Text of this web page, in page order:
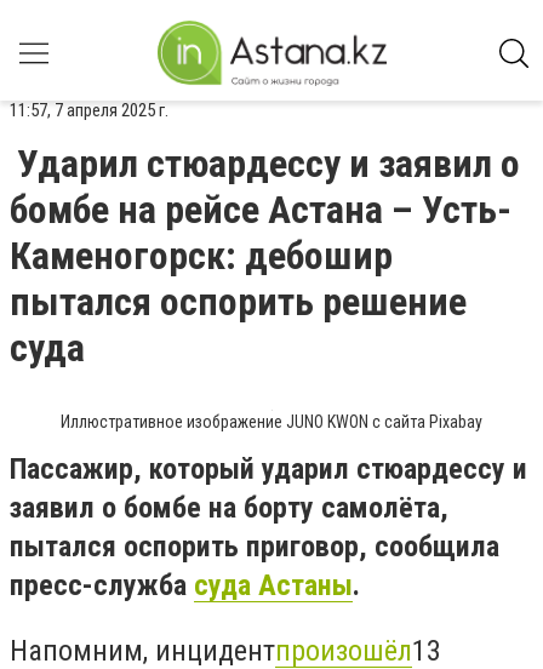
11:57, 7 апреля 2025 г.
Ударил стюардессу и заявил о
бомбе на рейсе Астана – Усть-
Каменогорск: дебошир
пытался оспорить решение
суда
Иллюстративное изображение JUNO KWON с сайта Pixabay
Пассажир, который ударил стюардессу и
заявил о бомбе на борту самолёта,
пытался оспорить приговор, сообщила
пресс-служба суда Астаны.
Напомним, инцидентпроизошёл13